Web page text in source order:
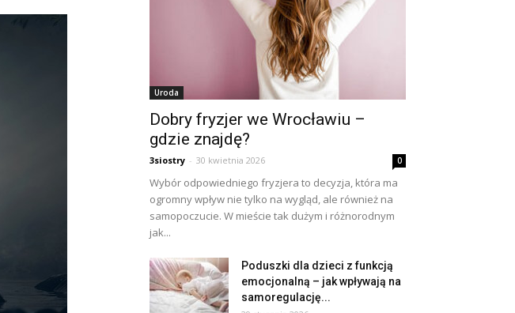
Uroda
Dobry fryzjer we Wrocławiu –
gdzie znajdę?
3siostry - 30 kwietnia 2026 0
Wybór odpowiedniego fryzjera to decyzja, która ma
ogromny wpływ nie tylko na wygląd, ale również na
samopoczucie. W mieście tak dużym i różnorodnym
jak...
Poduszki dla dzieci z funkcją
emocjonalną – jak wpływają na
samoregulację...